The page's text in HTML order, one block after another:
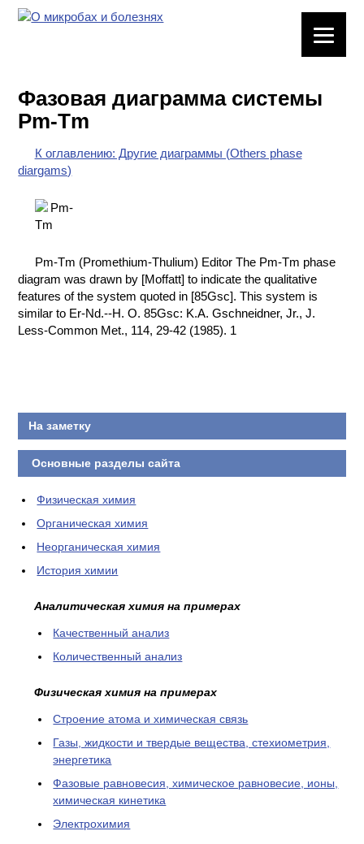
ХИМИЧЕСКАЯ
ПОСУДА
ВРЕДНЫЕ
ФАКТОРЫ
ХИМИЯ НА
ПРОИЗВОДСТВЕ
И ХИМИЧЕСКАЯ
Фазовая диаграмма системы
Pm-Tm
К оглавлению: Другие диаграммы (Others phase
diargams)
Pm-Tm (Promethium-Thulium) Editor The Pm-Tm phase
diagram was drawn by [Moffatt] to indicate the qualitative
features of the system quoted in [85Gsc]. This system is
similar to Er-Nd.--H. O. 85Gsc: K.A. Gschneidner, Jr., J.
Less-Common Met., 114, 29-42 (1985). 1
На заметку
Основные разделы сайта
Физическая химия
Органическая химия
Неорганическая химия
История химии
Аналитическая химия на примерах
Качественный анализ
Количественный анализ
Физическая химия на примерах
Cтроение атома и химическая связь
Газы, жидкости и твердые вещества, стехиометрия,
энергетика
Фазовые равновесия, химическое равновесие, ионы,
химическая кинетика
Электрохимия